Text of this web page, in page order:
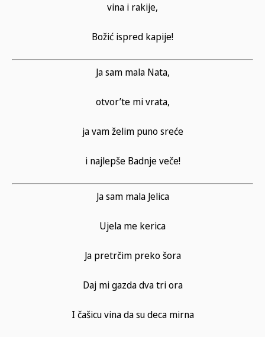
vina i rakije,
Božić ispred kapije!
Ja sam mala Nata,
otvor’te mi vrata,
ja vam želim puno sreće
i najlepše Badnje veče!
Ja sam mala Jelica
Ujela me kerica
Ja pretrčim preko šora
Daj mi gazda dva tri ora
I čašicu vina da su deca mirna